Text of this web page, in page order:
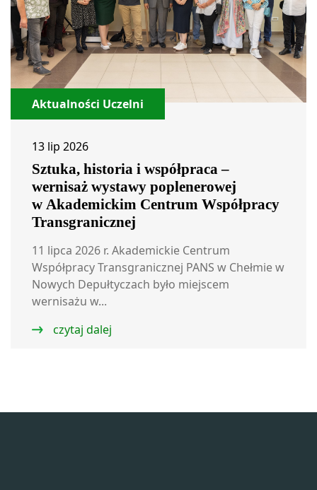
Aktualności Uczelni
13 lip 2026
Sztuka, historia i współpraca –
wernisaż wystawy poplenerowej
w Akademickim Centrum Współpracy
Transgranicznej
11 lipca 2026 r. Akademickie Centrum
Współpracy Transgranicznej PANS w Chełmie w
Nowych Depułtyczach było miejscem
wernisażu w...
czytaj dalej